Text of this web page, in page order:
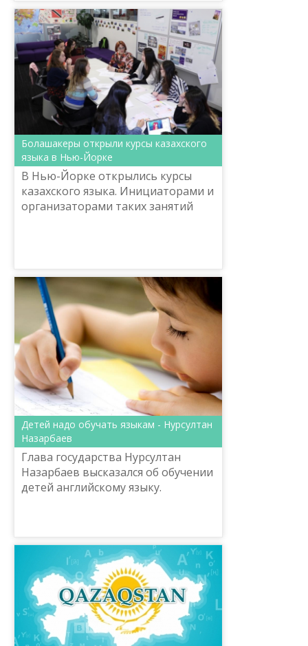
РК совместно с Республиканским
координационно-методическим
центром разви...
Болашакеры открыли курсы казахского
языка в Нью-Йорке
В Нью-Йорке открылись курсы
казахского языка. Инициаторами и
организаторами таких занятий
Детей надо обучать языкам - Нурсултан
Назарбаев
Глава государства Нурсултан
Назарбаев высказался об обучении
детей английскому языку.